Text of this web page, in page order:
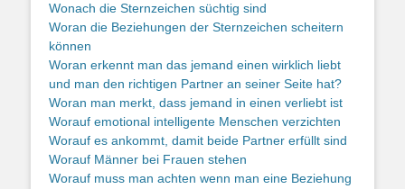
Wonach die Sternzeichen süchtig sind
Woran die Beziehungen der Sternzeichen scheitern
können
Woran erkennt man das jemand einen wirklich liebt
und man den richtigen Partner an seiner Seite hat?
Woran man merkt, dass jemand in einen verliebt ist
Worauf emotional intelligente Menschen verzichten
Worauf es ankommt, damit beide Partner erfüllt sind
Worauf Männer bei Frauen stehen
Worauf muss man achten wenn man eine Beziehung